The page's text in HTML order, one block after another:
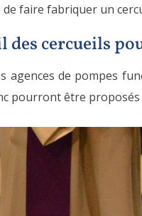
faire fabriquer un
cercueils
agences de pompes
pourront être proposés